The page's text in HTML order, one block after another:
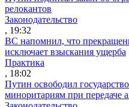
релокантов
Законодательство
, 19:32
ВС напомнил, что
исключает взыскания ущерба
Практика
, 18:02
Путин освободил
миноритариям при передаче